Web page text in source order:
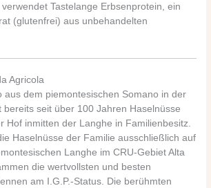
Tastelange Erbsenprotein, ein
(glutenfrei) aus unbehandelten
Agricola
aus dem piemontesischen Somano in der
bereits seit über 100 Jahren Haselnüsse
Hof inmitten der Langhe in Familienbesitz.
Haselnüsse der Familie ausschließlich auf
Langhe im CRU-Gebiet Alta
die wertvollsten und besten
am I.G.P.-Status. Die berühmten